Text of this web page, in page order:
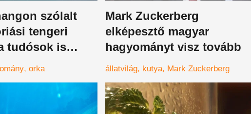
szólalt
tengeri
tudósok is
a fejüket
orka
Mark Zuckerberg
elképesztő magyar
hagyományt visz tovább
állatvilág kutya Mark Zuckerberg